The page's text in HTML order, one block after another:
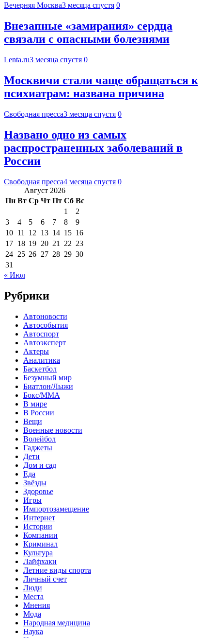
Вечерняя Москва3 месяца спустя 0
Внезапные «замирания» сердца
связали с опасными болезнями
Lenta.ru3 месяца спустя 0
Москвичи стали чаще обращаться к
психиатрам: названа причина
Свободная пресса3 месяца спустя 0
Названо одно из самых
распространенных заболеваний в
России
Свободная пресса4 месяца спустя 0
Август 2026
Пн Вт Ср Чт Пт Сб Вс
1
2
3
4 5 6 7 8
9
10 11 12 13 14 15 16
17 18 19 20 21 22 23
24 25 26 27 28 29 30
31
« Июл
Рубрики
Автоновости
Автособытия
Автоспорт
Автоэксперт
Актеры
Аналитика
Баскетбол
Безумный мир
Биатлон/Лыжи
Бокс/MMA
В мире
В России
Вещи
Военные новости
Волейбол
Гаджеты
Дети
Дом и сад
Еда
Звёзды
Здоровье
Игры
Импортозамещение
Интернет
Истории
Компании
Криминал
Культура
Лайфхаки
Летние виды спорта
Личный счет
Люди
Места
Мнения
Мода
Народная медицина
Наука